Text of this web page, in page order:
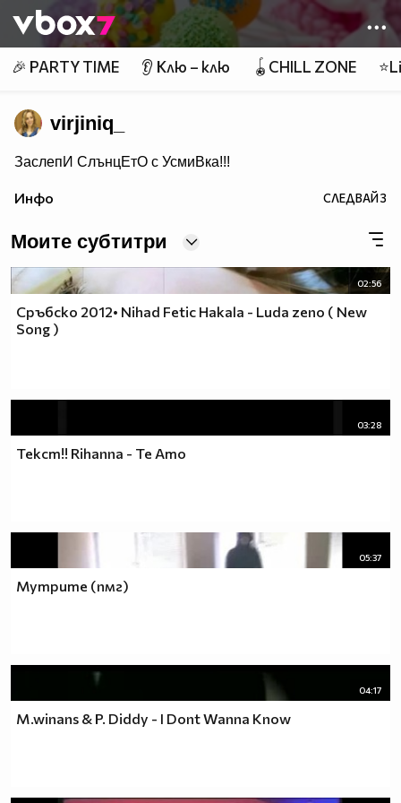
👾
🎉 PARTY TIME 👂 Клю – клю 🪀CHILL ZONE
virjiniq_
ЗаслепИ СлънцЕтО с УсмиВка!!!
Инфо СЛЕДВАЙ3
Моите субтитри
02:56
Сръбско 2012• Nihad Fetic Hakala - Luda zeno ( New
Song )
03:28
Текст!! Rihanna - Te Amo
05:37
Мутрите (пмг)
04:17
M.winans & P. Diddy - I Dont Wanna Know